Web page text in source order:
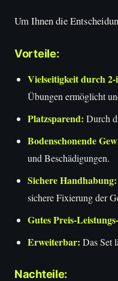
Um Ihnen die
Vorteile:
Vielseitigkeit durch
Übungen ermöglicht
Platzsparend: Durch
Bodenschonende
und Beschädigungen.
Sichere Handhabung:
sichere Fixierung der
Gutes Preis-
Erweiterbar: Das Set
Nachteile: